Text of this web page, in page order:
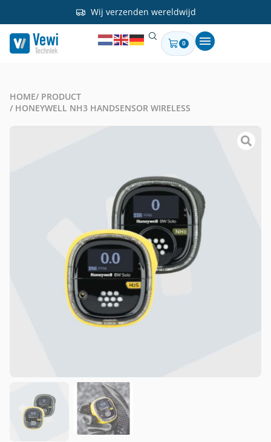
Wij verzenden wereldwijd
0
HOME/ PRODUCT
/ HONEYWELL NH3 HANDSENSOR WIRELESS